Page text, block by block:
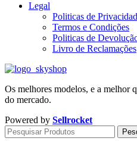
Legal
Politicas de
Termos e Condições
Politicas de
Livro de Reclamações
Os melhores modelos, e a melhor
do mercado.
Powered by Sellrocket